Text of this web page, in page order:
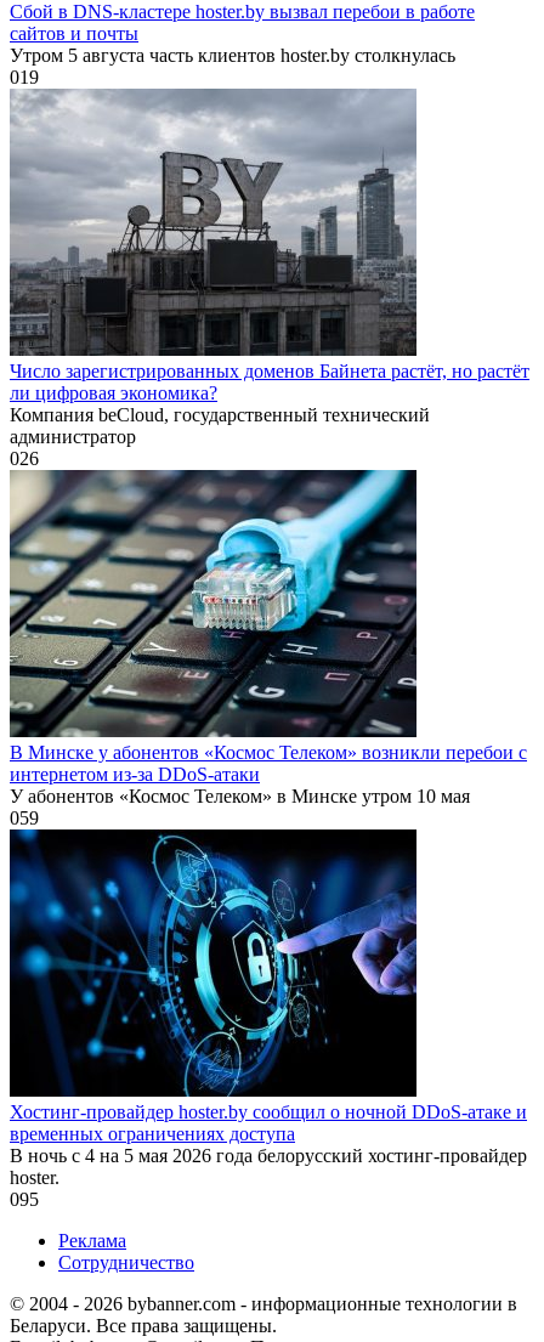
Сбой в DNS-кластере hoster.by вызвал перебои в работе
сайтов и почты
Утром 5 августа часть клиентов hoster.by столкнулась
019
Число зарегистрированных доменов Байнета растёт, но растёт
ли цифровая экономика?
Компания beCloud, государственный технический
администратор
026
В Минске у абонентов «Космос Телеком» возникли перебои с
интернетом из-за DDoS-атаки
У абонентов «Космос Телеком» в Минске утром 10 мая
059
Хостинг-провайдер hoster.by сообщил о ночной DDoS-атаке и
временных ограничениях доступа
В ночь с 4 на 5 мая 2026 года белорусский хостинг-провайдер
hoster.
095
Реклама
Сотрудничество
© 2004 - 2026 bybanner.com - информационные технологии в
Беларуси. Все права защищены.